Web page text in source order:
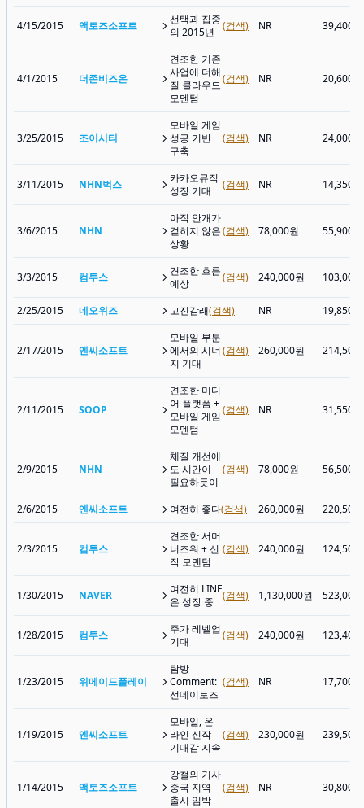
4/15/2015 액토즈소프트
선택과 집중
의 2015년
(검색) NR 39,400원
4/1/2015 더존비즈온
견조한 기존
사업에 더해
질 클라우드
모멘텀
(검색) NR 20,600원
3/25/2015 조이시티
모바일 게임
성공 기반
구축
(검색) NR 24,000원
3/11/2015 NHN벅스
카카오뮤직
성장 기대
(검색) NR 14,350원
3/6/2015 NHN
아직 안개가
걷히지 않은
상황
(검색) 78,000원 55,900원
3/3/2015 컴투스
견조한 흐름
예상
(검색) 240,000원 103,000
2/25/2015 네오위즈 고진감래(검색) NR 19,850원
2/17/2015 엔씨소프트
모바일 부분
에서의 시너
지 기대
(검색) 260,000원 214,500
2/11/2015 SOOP
견조한 미디
어 플랫폼 +
모바일 게임
모멘텀
(검색) NR 31,550원
2/9/2015 NHN
체질 개선에
도 시간이
필요하듯이
(검색) 78,000원 56,500원
2/6/2015 엔씨소프트 여전히 좋다(검색) 260,000원 220,500
2/3/2015 컴투스
견조한 서머
너즈워 + 신
작 모멘텀
(검색) 240,000원 124,500
1/30/2015 NAVER
여전히 LINE
은 성장 중
(검색) 1,130,000원 523,000
1/28/2015 컴투스
주가 레벨업
기대
(검색) 240,000원 123,400
1/23/2015 위메이드플레이
탐방
Comment:
선데이토즈
(검색) NR 17,700원
1/19/2015 엔씨소프트
모바일, 온
라인 신작
기대감 지속
(검색) 230,000원 239,500
1/14/2015 액토즈소프트
강철의 기사
중국 지역
출시 임박
(검색) NR 30,800원